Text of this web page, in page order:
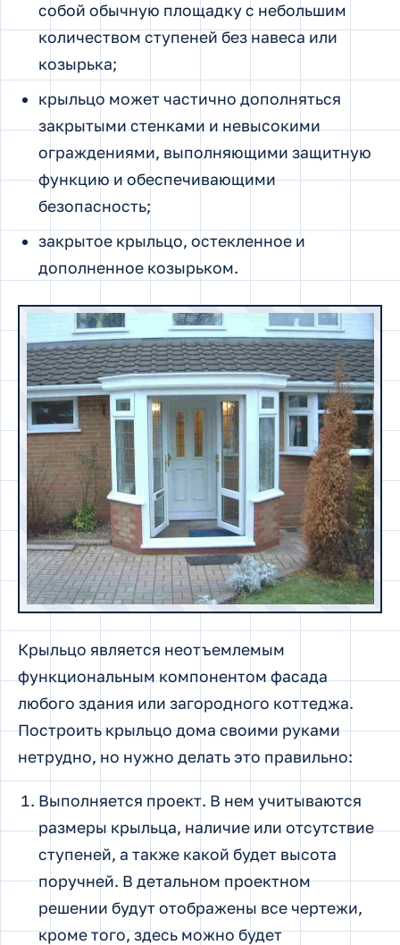
собой обычную площадку с небольшим
количеством ступеней без навеса или
козырька;
крыльцо может частично дополняться
закрытыми стенками и невысокими
ограждениями, выполняющими защитную
функцию и обеспечивающими
безопасность;
закрытое крыльцо, остекленное и
дополненное козырьком.
Крыльцо является неотъемлемым
функциональным компонентом фасада
любого здания или загородного коттеджа.
Построить крыльцо дома своими руками
нетрудно, но нужно делать это правильно:
Выполняется проект. В нем учитываются
размеры крыльца, наличие или отсутствие
ступеней, а также какой будет высота
поручней. В детальном проектном
решении будут отображены все чертежи,
кроме того, здесь можно будет